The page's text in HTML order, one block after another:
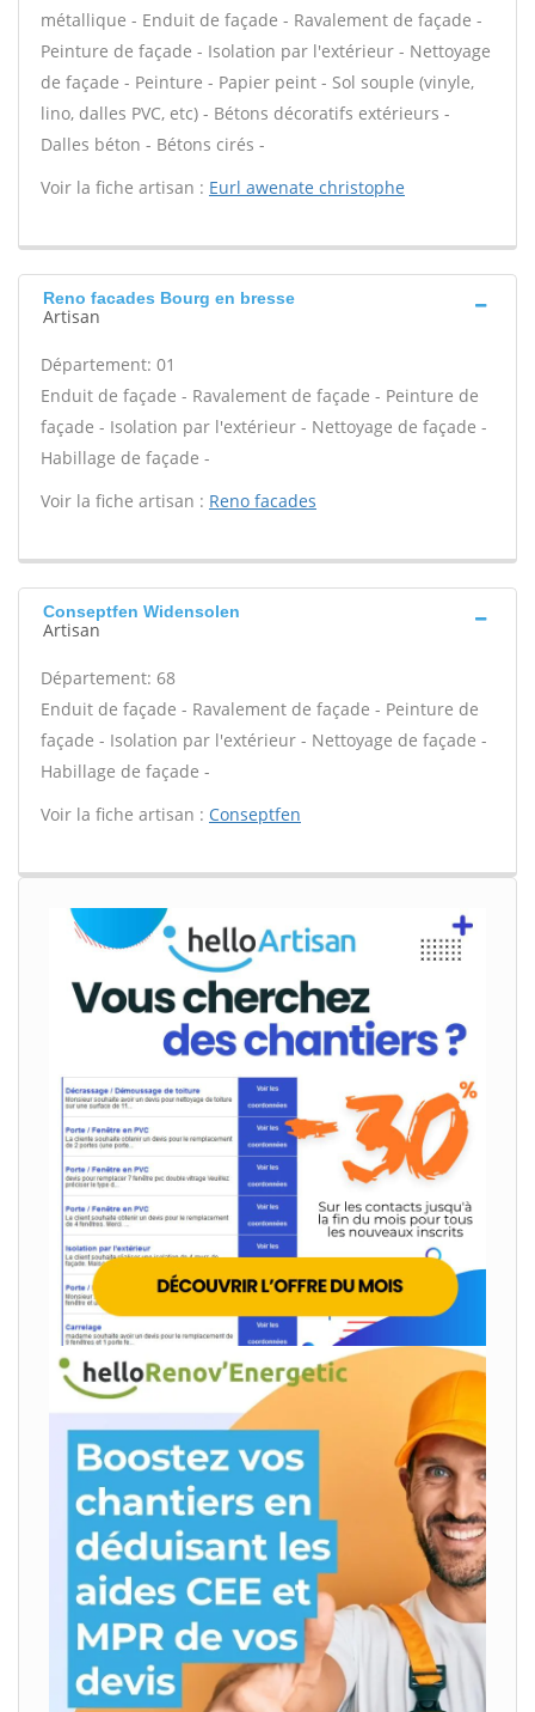
métallique - Enduit de façade - Ravalement de façade -
Peinture de façade - Isolation par l'extérieur - Nettoyage
de façade - Peinture - Papier peint - Sol souple (vinyle,
lino, dalles PVC, etc) - Bétons décoratifs extérieurs -
Dalles béton - Bétons cirés -
Voir la fiche artisan : Eurl awenate christophe
Reno facades Bourg en bresse
Artisan
Département: 01
Enduit de façade - Ravalement de façade - Peinture de
façade - Isolation par l'extérieur - Nettoyage de façade -
Habillage de façade -
Voir la fiche artisan : Reno facades
Conseptfen Widensolen
Artisan
Département: 68
Enduit de façade - Ravalement de façade - Peinture de
façade - Isolation par l'extérieur - Nettoyage de façade -
Habillage de façade -
Voir la fiche artisan : Conseptfen